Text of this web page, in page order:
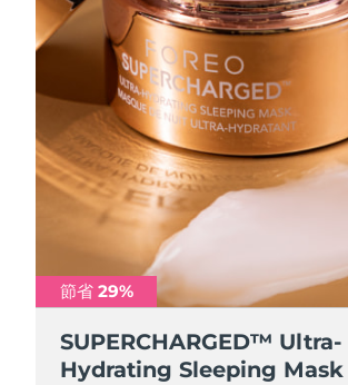
節省 29%
SUPERCHARGED™ Ultra-
Hydrating Sleeping Mask